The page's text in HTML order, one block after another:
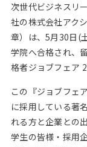
MBA留学生数の推移
インターン受入企
MBAを生かす求人
年齢と年収の相関図
Web面接の準備・
注目企業インタビ
プロ経営者の特別
Career Talk Live
MBA NETWORKING
ニュースリリース
次世代ビジネスリ
社の株式会社アク
章）は、5月30日(
学院へ合格され、
格者ジョブフェア
この『ジョブフェ
に採用している著
れる方と企業との
学生の皆様・採用